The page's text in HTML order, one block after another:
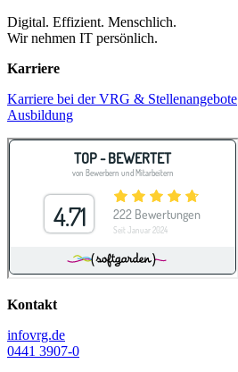
Digital. Effizient. Menschlich.
Wir nehmen IT persönlich.
Karriere
Karriere bei der VRG & Stellenangebote
Ausbildung
Kontakt
infovrg.de
0441 3907-0